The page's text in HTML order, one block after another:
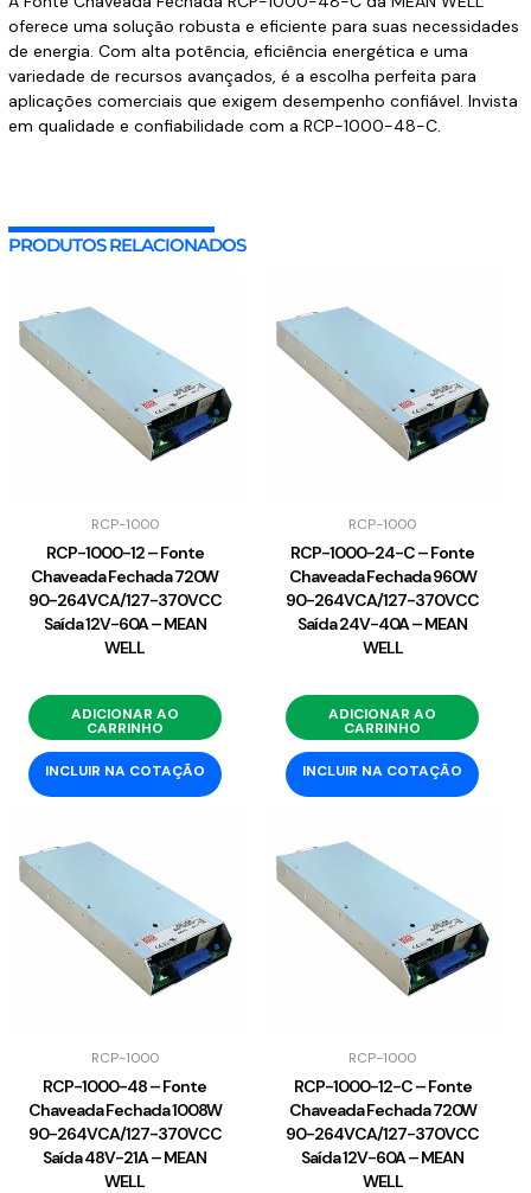
oferece uma solução robusta e eficiente para suas necessidades
de energia. Com alta potência, eficiência energética e uma
variedade de recursos avançados, é a escolha perfeita para
aplicações comerciais que exigem desempenho confiável. Invista
em qualidade e confiabilidade com a RCP-1000-48-C.
PRODUTOS RELACIONADOS
RCP-1000
RCP-1000-12 – Fonte
Chaveada Fechada 720W
90-264VCA/127-370VCC
Saída 12V-60A – MEAN
WELL
ADICIONAR AO
CARRINHO
INCLUIR NA COTAÇÃO
RCP-1000
RCP-1000-24-C – Fonte
Chaveada Fechada 960W
90-264VCA/127-370VCC
Saída 24V-40A – MEAN
WELL
ADICIONAR AO
CARRINHO
INCLUIR NA COTAÇÃO
RCP-1000
RCP-1000-48 – Fonte
Chaveada Fechada 1008W
90-264VCA/127-370VCC
Saída 48V-21A – MEAN
WELL
RCP-1000
RCP-1000-12-C – Fonte
Chaveada Fechada 720W
90-264VCA/127-370VCC
Saída 12V-60A – MEAN
WELL